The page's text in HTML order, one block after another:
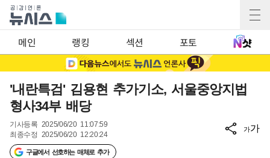
메인 랭킹 섹션 포토
'내란특검' 김용현 추가기소, 서울중앙지법
형사34부 배당
기사등록 2025/06/20 11:07:59
최종수정 2025/06/20 12:20:24
구글에서 선호하는 매체로 추가
가가